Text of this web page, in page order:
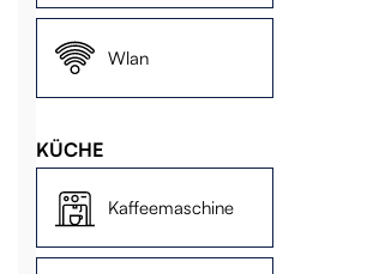
Wlan
KÜCHE
Kaffeemaschine